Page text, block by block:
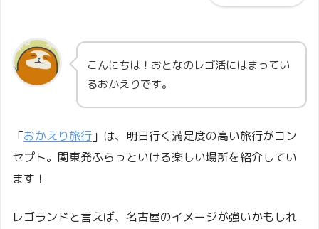
こんにちは！おとなのレゴ活にはまってい
るおかえりです。
「おかえり旅行 」は、明日行く満足度の高い旅行がコン
セプト。関東発ふらっといける楽しい場所を紹介してい
ます！
レゴランドと言えば、名古屋のイメージが強いかもしれ